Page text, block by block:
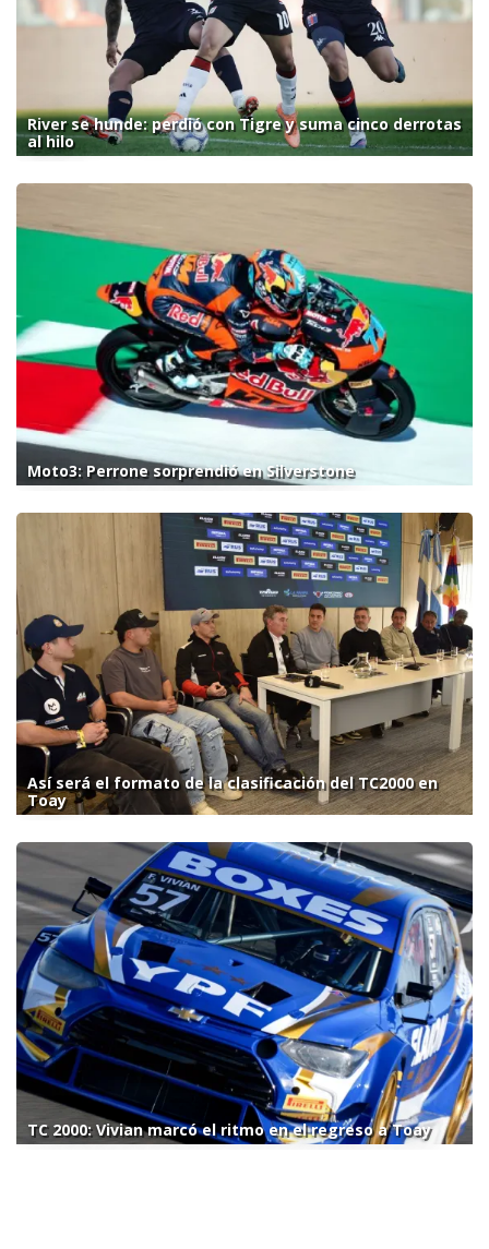
River se hunde: perdió con Tigre y suma cinco derrotas
al hilo
Moto3: Perrone sorprendió en Silverstone
Así será el formato de la clasificación del TC2000 en
Toay
TC 2000: Vivian marcó el ritmo en el regreso a Toay